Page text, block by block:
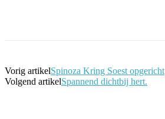
Vorig artikelSpinoza Kring Soest opgericht
Volgend artikelSpannend dichtbij hert.